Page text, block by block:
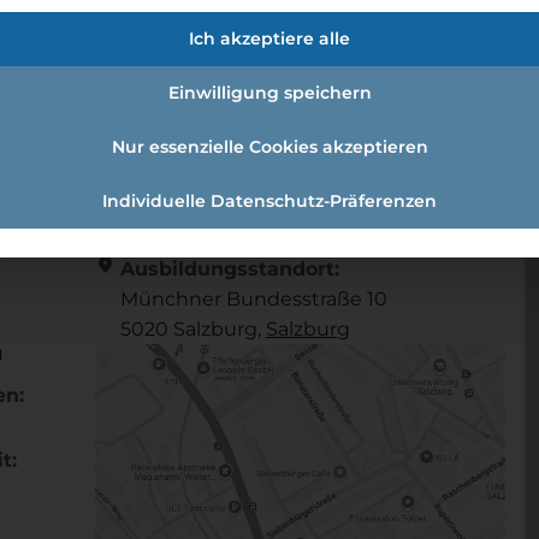
(w /m /d)
location_on Ausbildungsstandort:
Münchner Bundesstraße 10
5020 Salzburg, Salzburg
Ich akzeptiere alle
Einwilligung speichern
Nur essenzielle Cookies akzeptieren
Individuelle Datenschutz-Präferenzen